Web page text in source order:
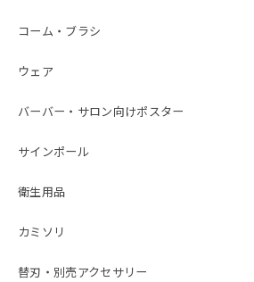
コーム・ブラシ
ウェア
バーバー・サロン向けポスター
サインポール
衛生用品
カミソリ
替刃・別売アクセサリー